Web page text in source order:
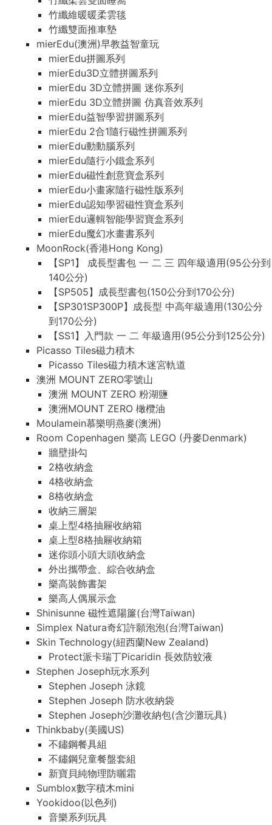
竹纖維暖暖柔雲毯
竹纖雙面推車墊
mierEdu(澳洲)早教益智童玩
mierEdu拼圖系列
mierEdu3D立體拼圖系列
mierEdu 3D立體拼圖 迷你系列
mierEdu 3D立體拼圖 仿真音效系列
mierEdu益智學習拼圖系列
mierEdu 2合1隨行磁性拼圖系列
mierEdu動動腦系列
mierEdu隨行小鐵盒系列
mierEdu磁性創意寶盒系列
mierEdu小畫家隨行磁性版系列
mierEdu認知學習磁性寶盒系列
mierEdu邏輯智能學習寶盒系列
mierEdu魔幻水畫書系列
MoonRock(香港Hong Kong)
【SP1】 成長型書包 一 二 三 四年級適用(95公分到
140公分)
【SP505】成長型書包(150公分到170公分)
【SP301SP300P】成長型 中高年級適用(130公分
到170公分)
【SS1】入門款 一 二 年級適用(95公分到125公分)
Picasso Tiles磁力積木
Picasso Tiles磁力積木迷宮軌道
澳洲 MOUNT ZERO零號山
澳洲 MOUNT ZERO 粉湖鹽
澳洲MOUNT ZERO 橄欖油
Moulamein慕樂明燕麥(澳洲)
Room Copenhagen 樂高 LEGO (丹麥Denmark)
牆壁掛勾
2格收納盒
4格收納盒
8格收納盒
收納三層架
桌上型4格抽屜收納箱
桌上型8格抽屜收納箱
迷你頭小頭大頭收納盒
外出攜帶盒、綜合收納盒
樂高裝飾書架
樂高人偶展示盒
Shinisunne 磁性遮陽簾(台灣Taiwan)
Simplex Natura奇幻許願泡泡(台灣Taiwan)
Skin Technology(紐西蘭New Zealand)
Protect派卡瑞丁Picaridin 長效防蚊液
Stephen Joseph玩水系列
Stephen Joseph 泳鏡
Stephen Joseph 防水收納袋
Stephen Joseph沙灘收納包(含沙灘玩具)
Thinkbaby(美國US)
不鏽鋼餐具組
不鏽鋼兒童餐盤套組
新寶貝純物理防曬霜
Sumblox數字積木mini
Yookidoo(以色列)
音樂系列玩具